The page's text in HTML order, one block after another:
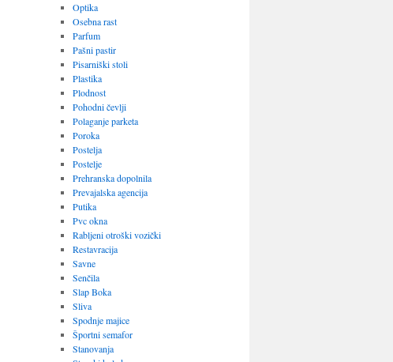
Optika
Osebna rast
Parfum
Pašni pastir
Pisarniški stoli
Plastika
Plodnost
Pohodni čevlji
Polaganje parketa
Poroka
Postelja
Postelje
Prehranska dopolnila
Prevajalska agencija
Putika
Pvc okna
Rabljeni otroški vozički
Restavracija
Savne
Senčila
Slap Boka
Sliva
Spodnje majice
Športni semafor
Stanovanja